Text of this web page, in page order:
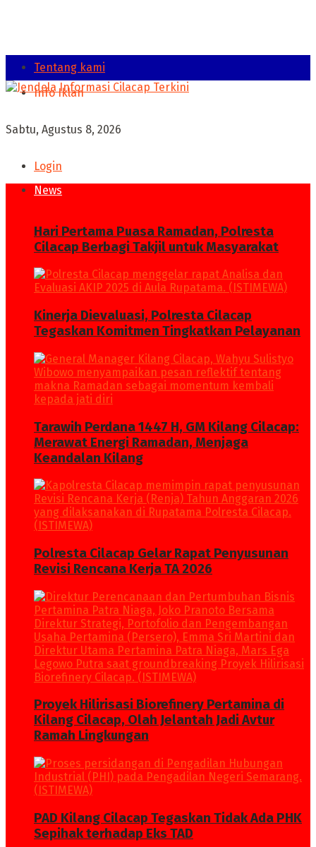
Tentang kami
Info Iklan
Sabtu, Agustus 8, 2026
Login
News
Hari Pertama Puasa Ramadan, Polresta
Cilacap Berbagi Takjil untuk Masyarakat
Kinerja Dievaluasi, Polresta Cilacap
Tegaskan Komitmen Tingkatkan Pelayanan
Tarawih Perdana 1447 H, GM Kilang Cilacap:
Merawat Energi Ramadan, Menjaga
Keandalan Kilang
Polresta Cilacap Gelar Rapat Penyusunan
Revisi Rencana Kerja TA 2026
Proyek Hilirisasi Biorefinery Pertamina di
Kilang Cilacap, Olah Jelantah Jadi Avtur
Ramah Lingkungan
PAD Kilang Cilacap Tegaskan Tidak Ada PHK
Sepihak terhadap Eks TAD